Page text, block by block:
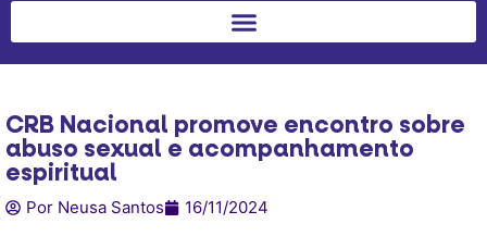
CRB Nacional promove encontro sobre
abuso sexual e acompanhamento
espiritual
Por Neusa Santos 16/11/2024